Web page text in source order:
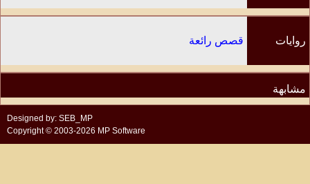
روايات
مشابهة
قصص رائعة
Designed by: SEB_MP
Copyright © 2003-2026 MP Software